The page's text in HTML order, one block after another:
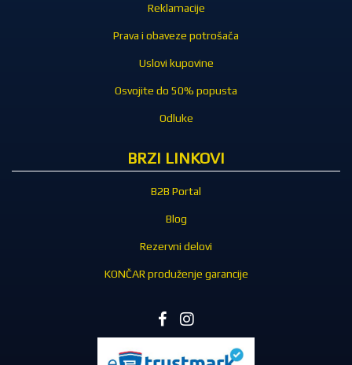
Reklamacije
Prava i obaveze potrošača
Uslovi kupovine
Osvojite do 50% popusta
Odluke
BRZI LINKOVI
B2B Portal
Blog
Rezervni delovi
KONČAR produženje garancije